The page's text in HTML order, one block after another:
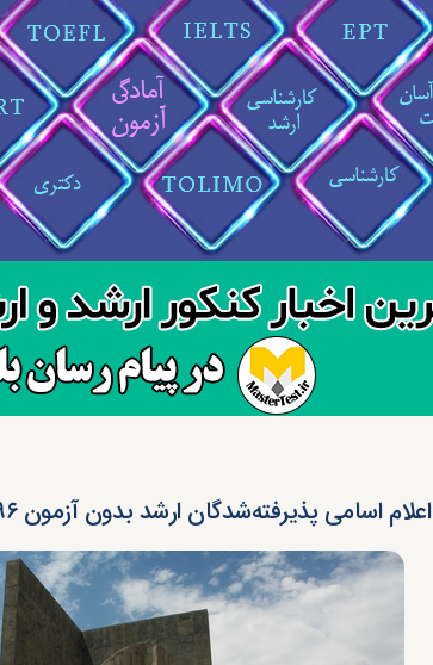
اعلام اسامی پذیرفته‌شدگان ارشد بدون آزمون ۹۶ دانشگاه فردوسی مشهد